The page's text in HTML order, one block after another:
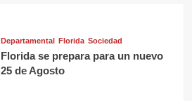
Departamental Florida Sociedad
Florida se prepara para un nuevo
25 de Agosto